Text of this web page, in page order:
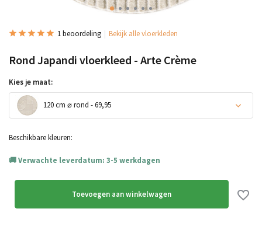
1 beoordeling Bekijk alle vloerkleden
Rond Japandi vloerkleed - Arte Crème
Kies je maat:
120 cm ⌀ rond - 69,95
Beschikbare kleuren:
Verwachte leverdatum: 3-5 werkdagen
Toevoegen aan winkelwagen